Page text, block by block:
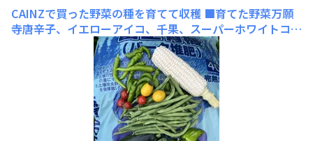
CAINZで買った野菜の種を育てて収穫 ■育てた野菜万願
寺唐辛子、イエローアイコ、千果、スーパーホワイトコー
ン、ズッキーニ、ピーマン、世界の唐辛子ポプラーノPOB
LANO■工夫ポイント牛糞堆肥と有機肥料で育てるので、
野菜の味が濃いです。